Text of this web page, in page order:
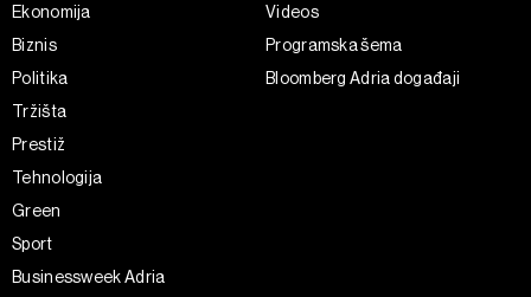
Ekonomija
Biznis
Politika
Tržišta
Prestiž
Tehnologija
Green
Sport
Businessweek Adria
Videos
Programska šema
Bloomberg Adria događaji